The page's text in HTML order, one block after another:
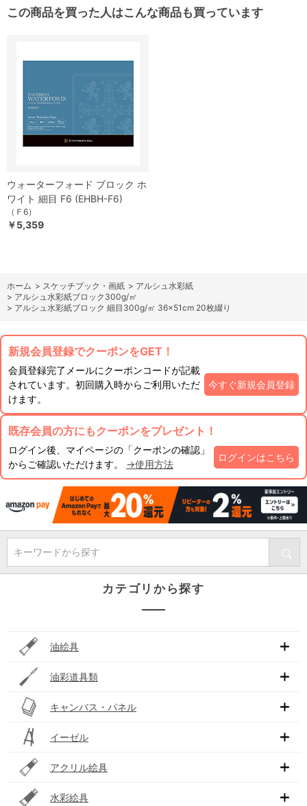
この商品を買った人はこんな商品も買っています
ウォーターフォード ブロック ホ
ワイト 細目 F6 (EHBH-F6)
（Ｆ6）
￥5,359
ホーム > スケッチブック・画紙 > アルシュ水彩紙
> アルシュ水彩紙ブロック300g/㎡
> アルシュ水彩紙ブロック 細目300g/㎡ 36×51cm 20枚綴り
新規会員登録でクーポンをGET！
会員登録完了メールにクーポンコードが記載
されています。初回購入時からご利用いただ
けます。
今すぐ新規会員登録
既存会員の方にもクーポンをプレゼント！
ログイン後、マイページの「クーポンの確認」
からご確認いただけます。 →使用方法
ログインはこちら
キーワードから探す
カテゴリから探す
油絵具
油彩道具類
キャンバス・パネル
イーゼル
アクリル絵具
水彩絵具